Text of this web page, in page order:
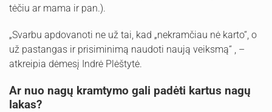
tėčiu ar mama ir pan.).
„Svarbu apdovanoti ne už tai, kad „nekramčiau nė karto“, o
už pastangas ir prisiminimą naudoti naują veiksmą“ , –
atkreipia dėmesį Indrė Plėštytė.
Ar nuo nagų kramtymo gali padėti kartus nagų
lakas?